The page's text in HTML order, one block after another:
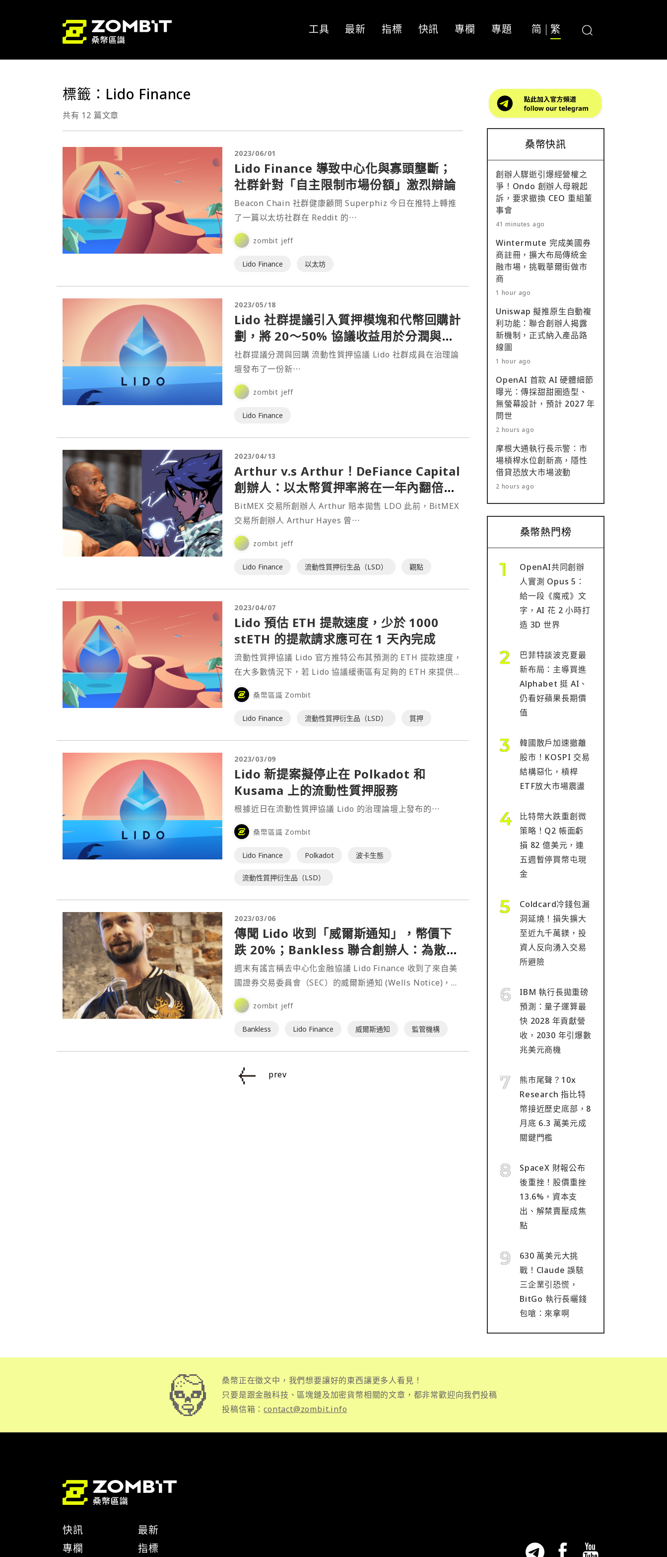
工具 最新 指標 快訊 專欄 專題 简 繁
標籤：Lido Finance
共有 12 篇文章
2023/06/01
Lido Finance 導致中心化與寡頭壟斷；
社群針對「自主限制市場份額」激烈辯論
Beacon Chain 社群健康顧問 Superphiz 今日在推特上轉推
了一篇以太坊社群在 Reddit 的⋯
zombit jeff
Lido Finance 以太坊
2023/05/18
Lido 社群提議引入質押模塊和代幣回購計
劃，將 20～50% 協議收益用於分潤與代
幣回購
社群提議分潤與回購 流動性質押協議 Lido 社群成員在治理論
壇發布了一份新⋯
zombit jeff
Lido Finance
2023/04/13
Arthur v.s Arthur！DeFiance Capital
創辦人：以太幣質押率將在一年內翻倍，
Lido 將獲得最大增長
BitMEX 交易所創辦人 Arthur 賠本拋售 LDO 此前，BitMEX
交易所創辦人 Arthur Hayes 曾⋯
zombit jeff
Lido Finance 流動性質押衍生品（LSD） 觀點
2023/04/07
Lido 預估 ETH 提款速度，少於 1000
stETH 的提款請求應可在 1 天內完成
流動性質押協議 Lido 官方推特公布其預測的 ETH 提款速度，
在大多數情況下，若 Lido 協議緩衝區有足夠的 ETH 來提供服
務，大部分使用 Lido 的質押者（即持有少於 1000 stETH 的
人）的提款請求應可在 1 天內完成（相比之下，標準以太坊提
款需要⋯
桑幣區識 Zombit
Lido Finance 流動性質押衍生品（LSD） 質押
2023/03/09
Lido 新提案擬停止在 Polkadot 和
Kusama 上的流動性質押服務
根據近日在流動性質押協議 Lido 的治理論壇上發布的⋯
桑幣區識 Zombit
Lido Finance Polkadot 波卡生態
流動性質押衍生品（LSD）
2023/03/06
傳聞 Lido 收到「威爾斯通知」，幣價下
跌 20%；Bankless 聯合創辦人：為散佈
謠言感到抱歉
週末有謠言稱去中心化金融協議 Lido Finance 收到了來自美
國證券交易委員會（SEC）的威爾斯通知 (Wells Notice)，該
謠言甚至導致 Lido (LDO) 代幣價格重挫。而這一切都得從
Bankless 聯合創辦人 David Hoffman 於⋯
zombit jeff
Bankless Lido Finance 威爾斯通知 監管機構
prev
桑幣快訊
創辦人驟逝引爆經營權之
爭！Ondo 創辦人母親起
訴，要求撤換 CEO 重組董
事會
41 minutes ago
Wintermute 完成美國券
商註冊，擴大布局傳統金
融市場，挑戰華爾街做市
商
1 hour ago
Uniswap 擬推原生自動複
利功能：聯合創辦人揭露
新機制，正式納入產品路
線圖
1 hour ago
OpenAI 首款 AI 硬體細節
曝光：傳採甜甜圈造型、
無螢幕設計，預計 2027 年
問世
2 hours ago
摩根大通執行長示警：市
場槓桿水位創新高，隱性
借貸恐放大市場波動
2 hours ago
桑幣熱門榜
OpenAI共同創辦
人實測 Opus 5：
給一段《魔戒》文
字，AI 花 2 小時打
造 3D 世界
巴菲特談波克夏最
新布局：主導買進
Alphabet 挺 AI、
仍看好蘋果長期價
值
韓國散戶加速撤離
股市！KOSPI 交易
結構惡化，槓桿
ETF放大市場震盪
比特幣大跌重創微
策略！Q2 帳面虧
損 82 億美元，連
五週暫停買幣屯現
金
Coldcard冷錢包漏
洞延燒！損失擴大
至近九千萬鎂，投
資人反向湧入交易
所避險
IBM 執行長拋重磅
預測：量子運算最
快 2028 年貢獻營
收，2030 年引爆數
兆美元商機
熊市尾聲？10x
Research 指比特
幣接近歷史底部，8
月底 6.3 萬美元成
關鍵門檻
SpaceX 財報公布
後重挫！股價重挫
13.6%，資本支
出、解禁賣壓成焦
點
630 萬美元大挑
戰！Claude 誤駭
三企業引恐慌，
BitGo 執行長曬錢
包嗆：來拿啊
桑幣正在徵文中，我們想要讓好的東西讓更多人看見！
只要是跟金融科技、區塊鏈及加密貨幣相關的文章，都非常歡迎向我們投稿
投稿信箱：contact@zombit.info
快訊
專欄
最新
指標